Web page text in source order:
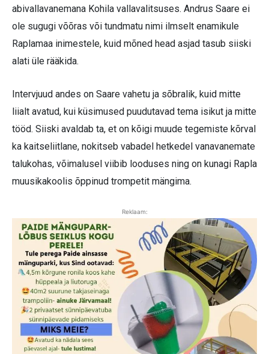
abivallavanemana Kohila vallavalitsuses. Andrus Saare ei
ole sugugi võõras või tundmatu nimi ilmselt enamikule
Raplamaa inimestele, kuid mõned head asjad tasub siiski
alati üle rääkida.
Intervjuud andes on Saare vahetu ja sõbralik, kuid mitte
liialt avatud, kui küsimused puudutavad tema isikut ja mitte
tööd. Siiski avaldab ta, et on kõigi muude tegemiste kõrval
ka kaitseliitlane, nokitseb vabadel hetkedel vanavanemate
talukohas, võimalusel viibib looduses ning on kunagi Rapla
muusikakoolis õppinud trompetit mängima.
Reklaam: